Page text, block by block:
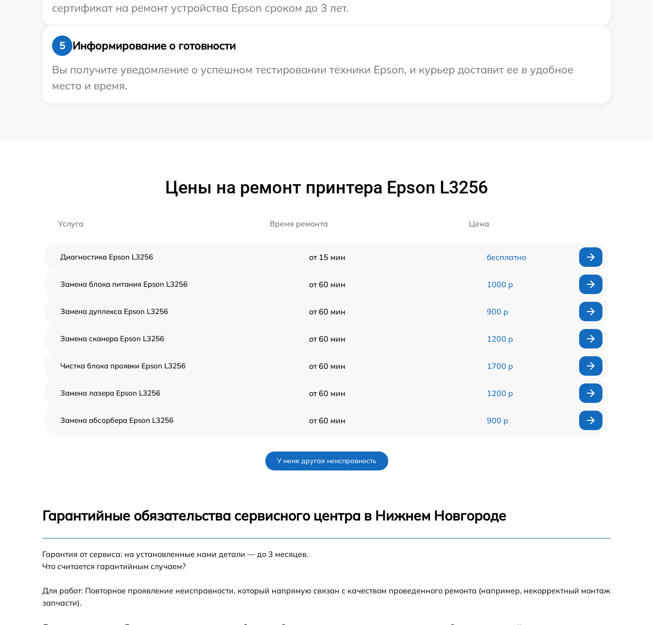
сертификат на ремонт устройства Epson сроком до 3 лет.
5
Информирование о готовности
Вы получите уведомление о успешном тестировании техники Epson, и курьер доставит ее в удобное
место и время.
Цены на ремонт принтера Epson L3256
Услуга Время ремонта Цена
Диагностика Epson L3256 от 15 мин бесплатно
Замена блока питания Epson L3256 от 60 мин 1000 р
Замена дуплекса Epson L3256 от 60 мин 900 р
Замена сканера Epson L3256 от 60 мин 1200 р
Чистка блока проявки Epson L3256 от 60 мин 1700 р
Замена лазера Epson L3256 от 60 мин 1200 р
Замена абсорбера Epson L3256 от 60 мин 900 р
Замена печатной головки Epson L3256
У меня другая неисправность
Гарантийные обязательства сервисного центра в Нижнем Новгороде
Гарантия от сервиса: на установленные нами детали — до 3 месяцев.
Что считается гарантийным случаем?
Для работ: Повторное проявление неисправности, который напрямую связан с качеством проведенного ремонта (например, некорректный монтаж
запчасти).